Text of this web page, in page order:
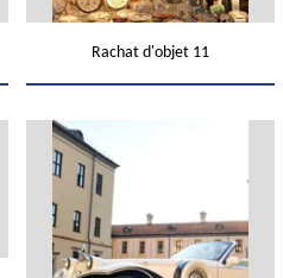
Rachat d'objet 11